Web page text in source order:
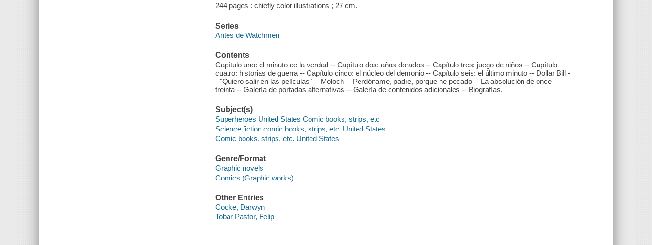
244 pages : chiefly color illustrations ; 27 cm.
Series
Antes de Watchmen
Contents
Capítulo uno: el minuto de la verdad -- Capítulo dos: años dorados -- Capítulo tres: juego de niños -- Capítulo
cuatro: historias de guerra -- Capítulo cinco: el núcleo del demonio -- Capítulo seis: el último minuto -- Dollar Bill -
- "Quiero salir en las películas" -- Moloch -- Perdóname, padre, porque he pecado -- La absolución de once-
treinta -- Galería de portadas alternativas -- Galería de contenidos adicionales -- Biografías.
Subject(s)
Superheroes United States Comic books, strips, etc
Science fiction comic books, strips, etc. United States
Comic books, strips, etc. United States
Genre/Format
Graphic novels
Comics (Graphic works)
Other Entries
Cooke, Darwyn
Tobar Pastor, Felip